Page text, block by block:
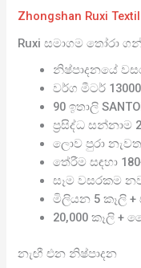
Zhongshan Ruxi
Ruxi සමාගම තෝරා
නිෂ්පාදනයේ
වර්ග මීටර්
90 ඉතාලි
ප්‍රසිද්ධ සන්නාම
ලොව පුරා
තේරීම සඳහා
සෑම වසරකම
මිලියන 5 කෑලි
20,000 කෑලි +
නැඟී එන නිෂ්පාදන